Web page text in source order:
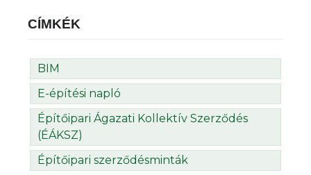
CÍMKÉK
BIM
E-építési napló
Építőipari Ágazati Kollektív Szerződés
(ÉÁKSZ)
Építőipari szerződésminták